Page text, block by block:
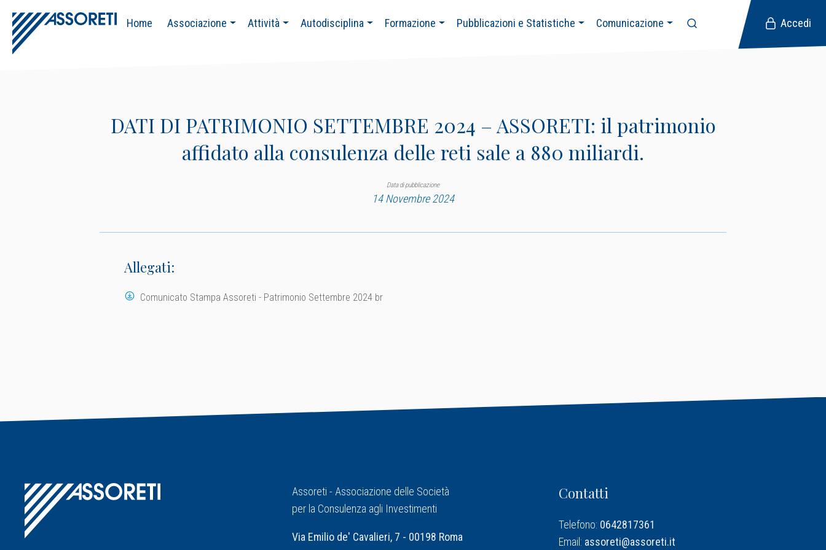
Accedi
Home Associazione Attività Autodisciplina Formazione Pubblicazioni e Statistiche Comunicazione
DATI DI PATRIMONIO SETTEMBRE 2024 – ASSORETI: il patrimonio
affidato alla consulenza delle reti sale a 880 miliardi.
Data di pubblicazione
14 Novembre 2024
Allegati:
Comunicato Stampa Assoreti - Patrimonio Settembre 2024 br
Assoreti - Associazione delle Società
per la Consulenza agli Investimenti
Via Emilio de' Cavalieri, 7 - 00198 Roma
Contatti
Telefono: 0642817361
Email: assoreti@assoreti.it